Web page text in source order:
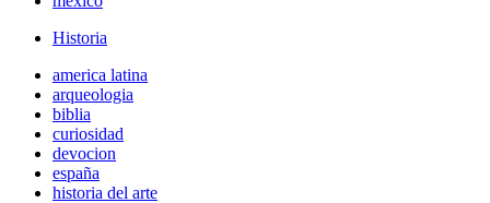
Historia
america latina
arqueologia
biblia
curiosidad
devocion
españa
historia del arte